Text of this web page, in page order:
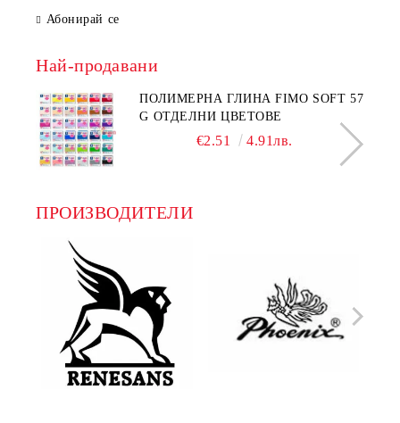
Абонирай се
Най-продавани
ПОЛИМЕРНА ГЛИНА FIMO SOFT 57
G ОТДЕЛНИ ЦВЕТОВЕ
€2.51 4.91лв.
ПРОИЗВОДИТЕЛИ